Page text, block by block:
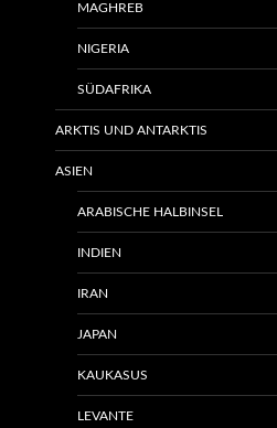
MAGHREB
NIGERIA
SÜDAFRIKA
ARKTIS UND ANTARKTIS
ASIEN
ARABISCHE HALBINSEL
INDIEN
IRAN
JAPAN
KAUKASUS
LEVANTE